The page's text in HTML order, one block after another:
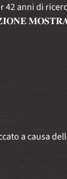
42 anni di
a causa